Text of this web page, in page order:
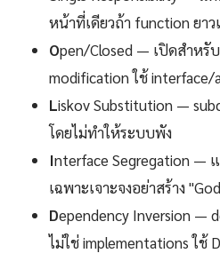
หน้าที่เดียวถ้า function ยา
Open/Closed — เปิดสำหรั
modification ใช้ interface/
Liskov Substitution —
โดยไม่ทำให้ระบบพัง
Interface Segregation —
เฉพาะเจาะจงอย่าสร้าง
Dependency Inversion —
ไม่ใช่ implementations ใช้